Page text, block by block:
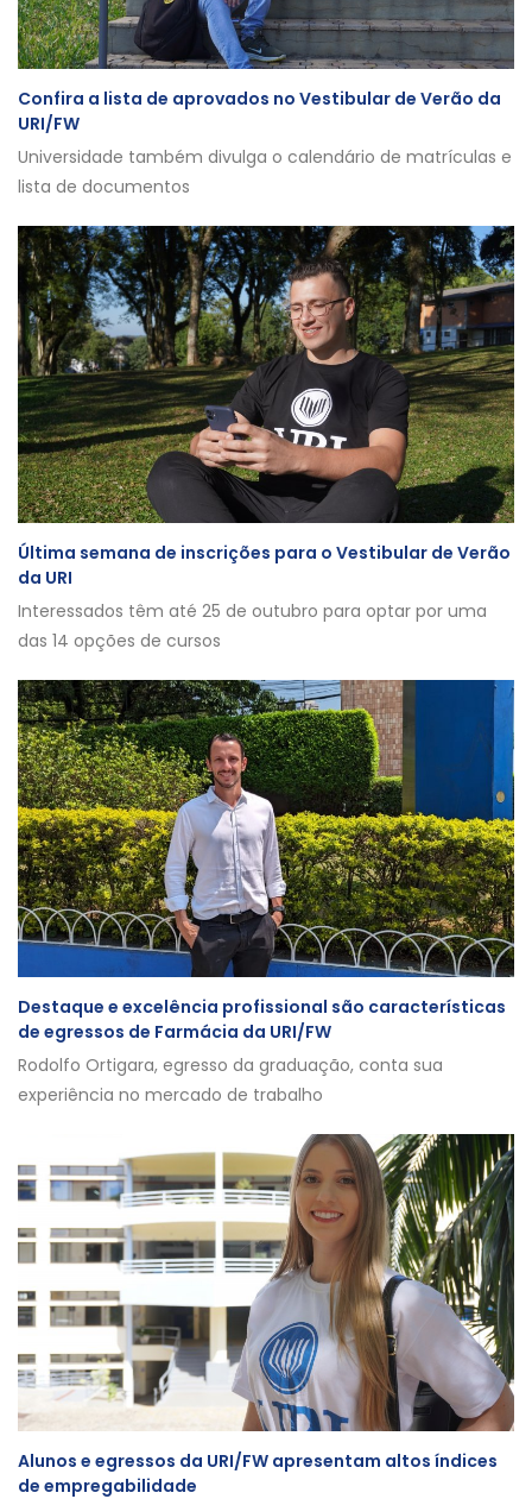
Confira a lista de aprovados no Vestibular de Verão da
URI/FW
Universidade também divulga o calendário de matrículas e
lista de documentos
Última semana de inscrições para o Vestibular de Verão
da URI
Interessados têm até 25 de outubro para optar por uma
das 14 opções de cursos
Destaque e excelência profissional são características
de egressos de Farmácia da URI/FW
Rodolfo Ortigara, egresso da graduação, conta sua
experiência no mercado de trabalho
Alunos e egressos da URI/FW apresentam altos índices
de empregabilidade